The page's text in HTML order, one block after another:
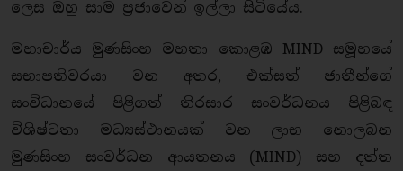
ලෙස ඔහු සාම ප්‍රජාවෙන් ඉල්ලා සිටියේය.
මහාචාර්ය මුණසිංහ මහතා කොළඹ MIND සමූහයේ
සභාපතිවරයා වන අතර, එක්සත් ජාතීන්ගේ
සංවිධානයේ පිළිගත් තිරසාර සංවර්ධනය පිළිබඳ
විශිෂ්ටතා මධ්‍යස්ථානයක් වන ලාභ නොලබන
මුණසිංහ සංවර්ධන ආයතනය (MIND) සහ දත්ත